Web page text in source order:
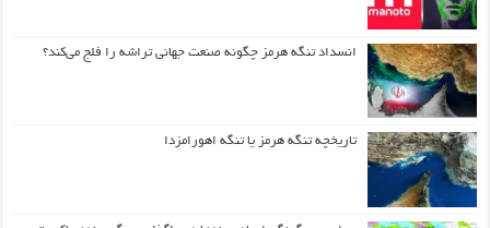
انسداد تنگه هرمز چگونه صنعت جهانی تراشه را فلج می‌کند؟
تاریخچه تنگه هرمز یا تنگه اهورامزدا